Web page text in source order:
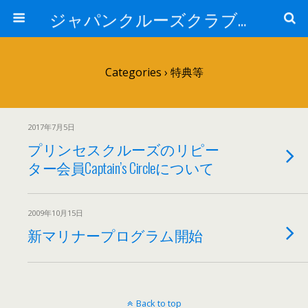
ジャパンクルーズクラブ トピック
Categories › 特典等
2017年7月5日
プリンセスクルーズのリピー
ター会員Captain’s Circleについて
2009年10月15日
新マリナープログラム開始
Back to top